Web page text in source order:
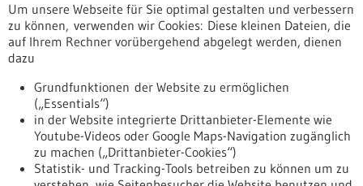
01.02.2023
Wirtschaftsministerin reist mit 30-köpfiger Delegation
nach Chile und Brasilien
17.04.2026
RehAllianCE Partnermeeting in Stuttgart -
Projektarbeit in der Schlussphase: Auswertung,
Vergleich und nächste Schritte
Um unsere Webseite für Sie optimal gestalten und verbessern
zu können, verwenden wir Cookies: Diese kleinen Dateien, die
auf Ihrem Rechner vorübergehend abgelegt werden, dienen
dazu
Grundfunktionen der Website zu ermöglichen
(„Essentials“)
in der Website integrierte Drittanbieter-Elemente wie
Youtube-Videos oder Google Maps-Navigation zugänglich
zu machen („Drittanbieter-Cookies“)
Statistik- und Tracking-Tools betreiben zu können um zu